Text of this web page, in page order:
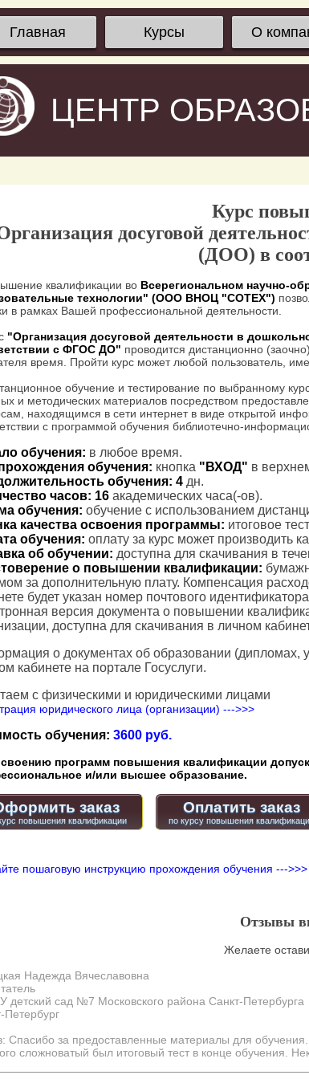
Главная Курсы О
ЦЕНТР
Курс
досуговой
(ДОО) в
квалификации во Всерегиональном научно-
технологии" (ООО ВНОЦ "СОТЕХ")
в рамках Вашей профессиональной деятельности.
"Организация досуговой деятельности в
с ФГОС ДО" проводится дистанционно
время. Пройти курс может любой пользователь,
обучение и тестирование по выбранному
и методических материалов посредством
находящимся в сети интернет в виде открытой
с программой обучения библиотечно-
обучения: в любое время.
обучения: кнопка "ВХОД" в
обучения: 4 дн.
часов: 16 академических часа(-ов).
обучения: обучение с использованием
качества освоения программы: итоговое
обучения: оплату за курс может производить
об обучении: доступна для скачивания в
о повышении квалификации:
за дополнительную плату. Компенсация
будет указан номер почтового
версия документа о повышении
доступна для скачивания в личном
о документах об образовании (дипломах,
кабинете на портале Госуслуги.
с физическими и юридическими лицами
юридического лица (организации) --->>>
обучения: 3600 руб.
программ повышения квалификации
и/или высшее образование.
заказ Оплатить заказ
пошаговую инструкцию прохождения обучения --->>>
Отзывы
Желаете
Надежда Вячеславовна
детский сад №7 Московского района Санкт-Петербурга
Петербург
Спасибо за предоставленные материалы для
сложноватый был итоговый тест в конце обучения.